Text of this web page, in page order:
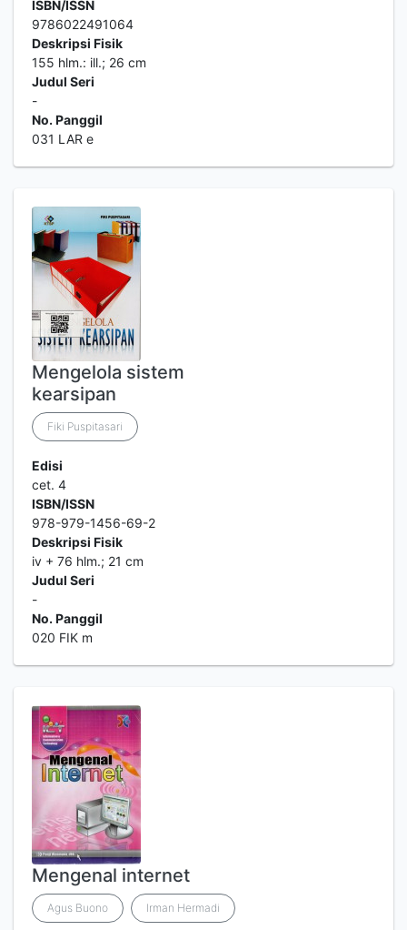
ISBN/ISSN
9786022491064
Deskripsi Fisik
155 hlm.: ill.; 26 cm
Judul Seri
-
No. Panggil
031 LAR e
Mengelola sistem
kearsipan
Fiki Puspitasari
Edisi
cet. 4
ISBN/ISSN
978-979-1456-69-2
Deskripsi Fisik
iv + 76 hlm.; 21 cm
Judul Seri
-
No. Panggil
020 FIK m
Mengenal internet
Agus Buono Irman Hermadi